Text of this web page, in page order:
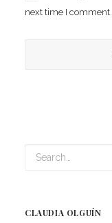
next time I comment.
CLAUDIA OLGUÍN